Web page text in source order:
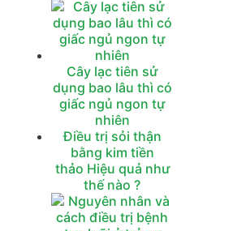
Cây lạc tiên sử
dụng bao lâu thì có
giấc ngủ ngon tự
nhiên
Điều trị sỏi thận
bằng kim tiền
thảo Hiệu quả như
thế nào ?